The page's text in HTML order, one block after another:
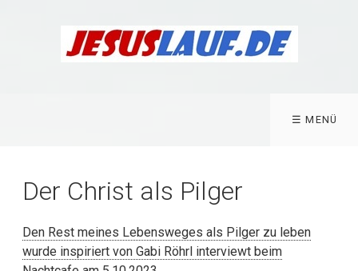
☰ MENÜ
Der Christ als Pilger
Den Rest meines Lebensweges als Pilger zu leben
wurde inspiriert von Gabi Röhrl interviewt beim